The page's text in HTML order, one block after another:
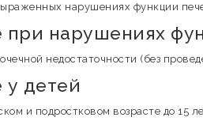
нарушениях функции
нарушениях
недостаточности (без
детей
и подростковом возрасте до 15